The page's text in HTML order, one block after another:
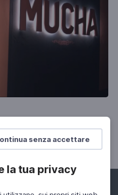
senza accettare
la tua privacy